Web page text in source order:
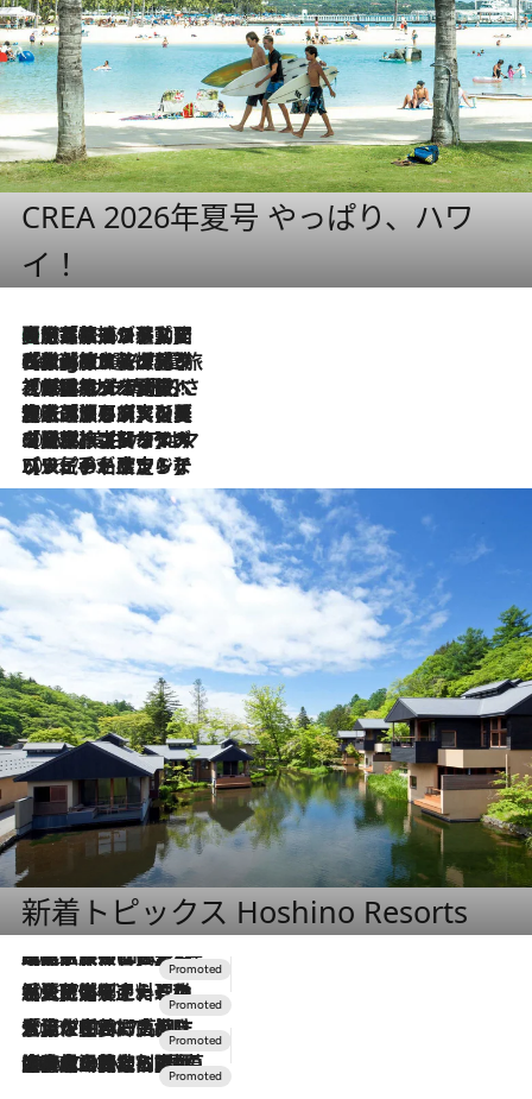
CREA 2026年夏号 やっぱり、ハワ
イ！
2026.8.5
【厳選旅コスメ】国内をあちこち移動する河井菜摘が選んだ夏旅ベストコスメ発表！「リラックスアイテムはマスト」【Mサイズジップ】
2026.8.4
【厳選旅コスメ】「紫外線＆乾燥対策しながらメイク感も！」ヘア＆メイクGeorgeが選んだ夏旅ベストコスメを発表！【Mサイズジップ】
2026.8.3
【厳選旅コスメ】「保湿もタイパ重視！」“サウナ好き”タレント清水みさとが愛用する夏旅ベストコスメを発表！【Mサイズジップ】
2026.8.2
【厳選旅コスメ】美容家・瀬戸麻実の夏旅ベストコスメを発表！「ストレスなく使えるクレンジング＆洗顔は必須」【Mサイズジップ】
2026.8.1
【厳選旅コスメ】「UV＆美白ケアはマスト！」フリーアナウンサー宇賀なつみの夏旅ベストコスメを発表！【Mサイズジップ】
2026.7.23
【リピート確定！】ハワイの名店ランチプレートとサンドイッチ、手が止まらない人気ドーナツ
新着トピックス Hoshino Resorts
2026.7.31
【ホテル帰省】という選択肢をOMOが提案。家族とほどよい距離を保つには「昼は実家、夜は気兼ねなくホテルで！」
2026.7.24
【夏限定ディナーコース】旬を迎える稚鮎や花ズッキーニなどをイタリア・トスカーナの郷土料理の手法で満喫！
2026.7.17
「土佐和ハーブかき氷」がOMO7高知に登場！生姜、山椒、大葉など目にも舌にも涼を呼ぶ郷土の味
2026.7.10
NEW OPEN！【界 草津】名湯の地に誕生。趣の異なる2種の温泉と上州ならではの会席・蕎麦割烹など美食を味わう究極の癒やし旅